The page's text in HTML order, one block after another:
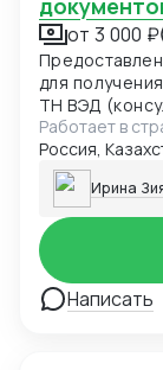
от 3 000 ₽
для получения ДС, СС, СГР, СТ-1 и др. , подбор кода
ТН ВЭД
лабораторий,
Разработка
ДС, СС, СГР и
Работает в
Россия,
Ирина
Написать